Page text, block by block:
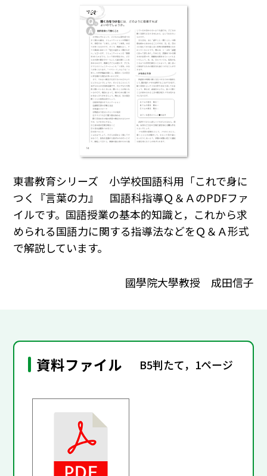
東書教育シリーズ 小学校国語科用「これで身に
つく『言葉の力』 国語科指導Ｑ＆ＡのPDFファ
イルです。国語授業の基本的知識と，これから求
められる国語力に関する指導法などをＱ＆Ａ形式
で解説しています。
國學院大學教授 成田信子
資料ファイル B5判たて，1ページ